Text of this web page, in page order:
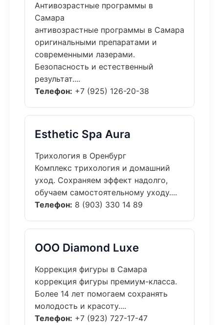
Антивозрастные программы в
Самара
антивозрастные программы в Самара
оригинальными препаратами и
современными лазерами.
Безопасность и естественный
результат....
Телефон: +7 (925) 126-20-38
Esthetic Spa Aura
Трихология в Оренбург
Комплекс трихология и домашний
уход. Сохраняем эффект надолго,
обучаем самостоятельному уходу....
Телефон: 8 (903) 330 14 89
ООО Diamond Luxe
Коррекция фигуры в Самара
коррекция фигуры премиум-класса.
Более 14 лет помогаем сохранять
молодость и красоту....
Телефон: +7 (923) 727-17-47